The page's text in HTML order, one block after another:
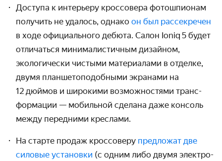
Доступа к интерьеру кроссовера фото­шпионам
получить не удалось, однако он был рассекречен
в ходе официаль­ного дебюта. Салон Ioniq 5 будет
отличаться минимали­стичным дизайном,
экологи­чески чистыми материалами в отделке,
двумя планшето­подобными экранами на
12 дюймов и широкими возмож­ностями транс­
формации — мобильной сделана даже консоль
между передними креслами.
На старте продаж кроссоверу предложат две
силовые установки (с одним либо двумя электро­